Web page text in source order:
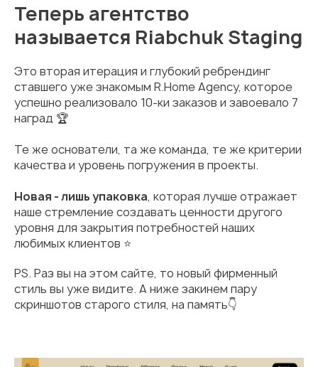
Теперь агентство
называется Riabchuk Staging
Это вторая итерация и глубокий ребрендинг
ставшего уже знакомым R.Home Agency, которое
успешно реализовало 10-ки заказов и завоевало 7
наград 🏆
Те же основатели, та же команда, те же критерии
качества и уровень погружения в проекты.
Новая - лишь упаковка, которая лучше отражает
наше стремление создавать ценности другого
уровня для закрытия потребностей наших
любимых клиентов ⭐️
PS. Раз вы на этом сайте, то новый фирменный
стиль вы уже видите. А ниже закинем пару
скриншотов старого стиля, на память👇